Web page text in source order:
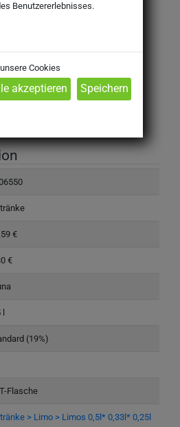
GmbH & Co. KGaA
von der Abbildung abweichen.
€
€
(19%)
Flasche
> Limo > Limos 0,5l* 0,33l* 0,25l
Benutzererlebnisses.
Cookies